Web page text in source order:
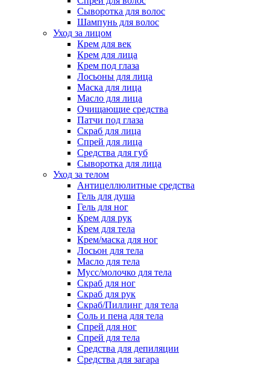
Сыворотка для волос
Шампунь для волос
Уход за лицом
Крем для век
Крем для лица
Крем под глаза
Лосьоны для лица
Маска для лица
Масло для лица
Очищающие средства
Патчи под глаза
Скраб для лица
Спрей для лица
Средства для губ
Сыворотка для лица
Уход за телом
Антицеллюлитные средства
Гель для душа
Гель для ног
Крем для рук
Крем для тела
Крем/маска для ног
Лосьон для тела
Масло для тела
Мусс/молочко для тела
Скраб для ног
Скраб для рук
Скраб/Пиллинг для тела
Соль и пена для тела
Спрей для ног
Спрей для тела
Средства для депиляции
Средства для загара